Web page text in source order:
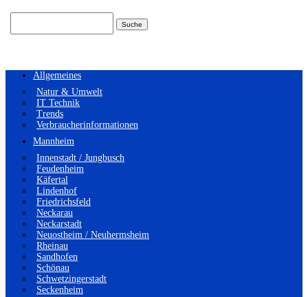
Allgemeines
Natur & Umwelt
IT Technik
Trends
Verbraucherinformationen
Mannheim
Innenstadt / Jungbusch
Feudenheim
Käfertal
Lindenhof
Friedrichsfeld
Neckarau
Neckarstadt
Neuostheim / Neuhermsheim
Rheinau
Sandhofen
Schönau
Schwetzingerstadt
Seckenheim